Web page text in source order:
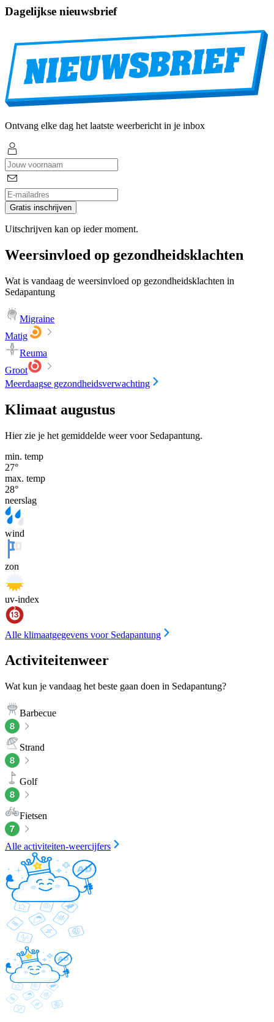
Dagelijkse nieuwsbrief
Ontvang elke dag het laatste weerbericht in je inbox
Gratis inschrijven
Uitschrijven kan op ieder moment.
Weersinvloed op gezondheidsklachten
Wat is vandaag de weersinvloed op gezondheidsklachten in
Sedapantung
Migraine
Matig
Reuma
Groot
Meerdaagse gezondheidsverwachting
Klimaat augustus
Hier zie je het gemiddelde weer voor Sedapantung.
min. temp
27°
max. temp
28°
neerslag
wind
zon
uv-index
Alle klimaatgegevens voor Sedapantung
Activiteitenweer
Wat kun je vandaag het beste gaan doen in Sedapantung?
Barbecue
Strand
Golf
Fietsen
Alle activiteiten-weercijfers